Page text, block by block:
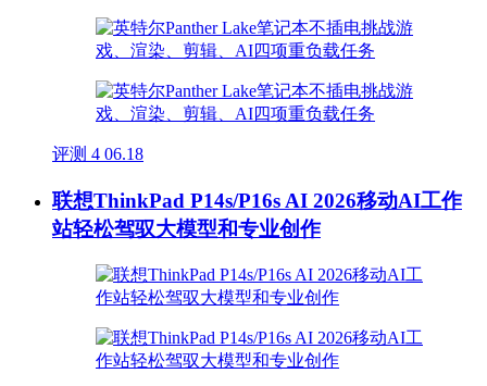
评测 4 06.18
联想ThinkPad P14s/P16s AI 2026移动AI工作
站轻松驾驭大模型和专业创作